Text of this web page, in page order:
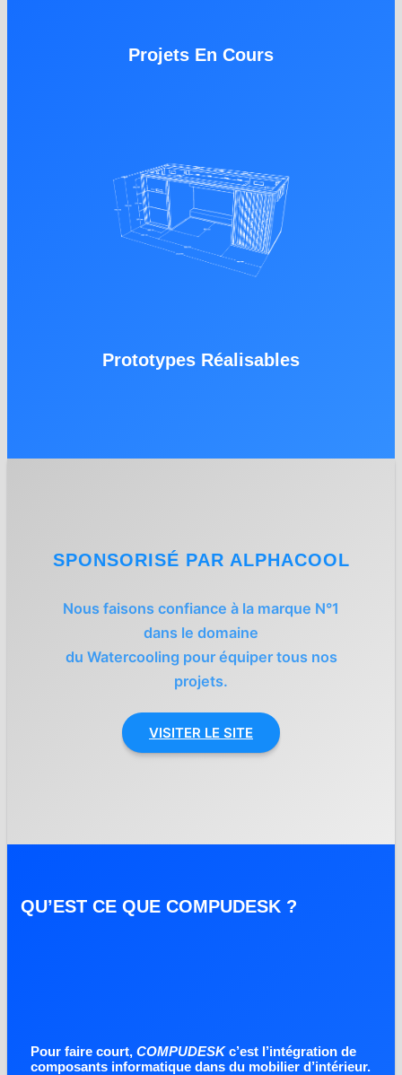
Projets En Cours
Prototypes Réalisables
SPONSORISÉ PAR ALPHACOOL
Nous faisons confiance à la marque N°1
dans le domaine
du Watercooling pour équiper tous nos
projets.
VISITER LE SITE
QU’EST CE QUE COMPUDESK ?
Pour faire court, COMPUDESKc’est l’intégration de
composants informatique dans du mobilier d’intérieur.